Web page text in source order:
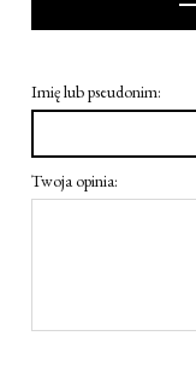
Imię lub pseudonim:
Twoja opinia: